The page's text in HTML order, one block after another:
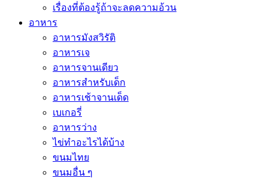
เรื่องที่ต้องรู้ถ้าจะลดความอ้วน
อาหาร
อาหารมังสวิรัติ
อาหารเจ
อาหารจานเดียว
อาหารสำหรับเด็ก
อาหารเช้าจานเด็ด
เบเกอรี่
อาหารว่าง
ไข่ทำอะไรได้บ้าง
ขนมไทย
ขนมอื่น ๆ